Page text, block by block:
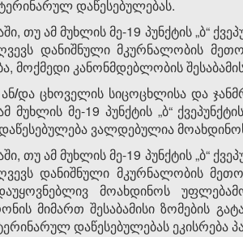
დაწესებულებას.
თუ ამ მუხლის მე-19 პუნქტის „ბ“
დანიშნული მკურნალობის
მოქმედი კანონმდებლობის
/და ცხოველის სიცოცხლისა და
ამ მუხლის მე-19 პუნქტის „ბ“
დაწესებულება ვალდებულია
თუ ამ მუხლის მე-19 პუნქტის „ბ“
დანიშნული მკურნალობის
მოახდინოს
მიმართ შესაბამისი ზომების
დაწესებულებას